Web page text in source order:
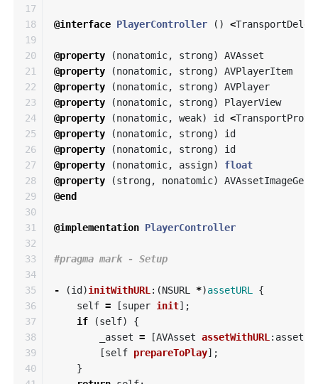
17
18
19
20
21
22
23
24
25
26
27
28
29
30
31
32
33
34
35
36
37
38
39
40
@interface PlayerController () <
@property (nonatomic, strong)
AVAsset
@property
(nonatomic, strong)
AVPlayerItem
@property
(nonatomic, strong)
AVPlayer
@property
(nonatomic, strong)
PlayerView
@property
(nonatomic, weak) id <
@property
(nonatomic, strong)
id
@property
(nonatomic, strong)
id
@property
(nonatomic, assign)
float
@property
(strong, nonatomic)
@end
@implementation PlayerController
- (id )initWithURL:(NSURL *)assetURL {
self = [super init];
if
(self)
{
_asset = [AVAsset assetWithURL:
[self prepareToPlay];
}